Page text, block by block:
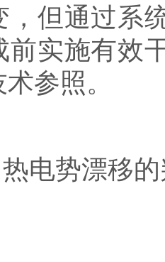
，但通过系
前实施有效
参照。
势漂移的